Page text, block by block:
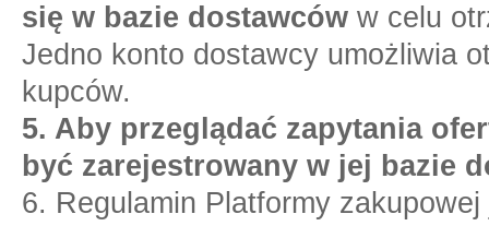
się w bazie dostawców w celu
Jedno konto dostawcy umożliwia
kupców.
5. Aby przeglądać zapytania
być zarejestrowany w jej bazie
6. Regulamin Platformy